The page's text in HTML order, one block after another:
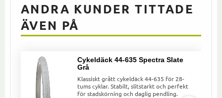
ANDRA KUNDER TITTADE
ÄVEN PÅ
Cykeldäck 44-635 Spectra Slate
Grå
Klassiskt grått cykeldäck 44-635 för 28-
tums cyklar. Stabilt, slitstarkt och perfekt
för stadskörning och daglig pendling.